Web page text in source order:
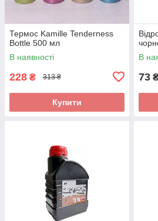
Термос Kamille Tenderness
Bottle 500 мл
В наявності
228 ₴ 313 ₴
Купити
В
73